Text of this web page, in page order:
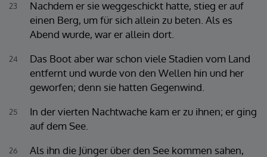
23
Nachdem er sie weggeschickt hatte, stieg er auf
einen Berg, um für sich allein zu beten. Als es
Abend wurde, war er allein dort.
24
Das Boot aber war schon viele Stadien vom Land
entfernt und wurde von den Wellen hin und her
geworfen; denn sie hatten Gegenwind.
25
In der vierten Nachtwache kam er zu ihnen; er ging
auf dem See.
26
Als ihn die Jünger über den See kommen sahen,